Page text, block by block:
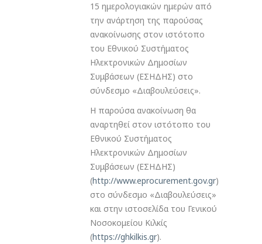
15 ημερολογιακών ημερών από
την ανάρτηση της παρούσας
ανακοίνωσης στον ιστότοπο
του Εθνικού Συστήματος
Ηλεκτρονικών Δημοσίων
Συμβάσεων (ΕΣΗΔΗΣ) στο
σύνδεσμο «Διαβουλεύσεις».
Η παρούσα ανακοίνωση θα
αναρτηθεί στον ιστότοπο του
Εθνικού Συστήματος
Ηλεκτρονικών Δημοσίων
Συμβάσεων (ΕΣΗΔΗΣ)
(http://www.eprocurement.gov.gr)
στο σύνδεσμο «Διαβουλεύσεις»
και στην ιστοσελίδα του Γενικού
Νοσοκομείου Κιλκίς
(https://ghkilkis.gr).